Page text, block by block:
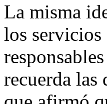
La misma
los servicios
recuerda las